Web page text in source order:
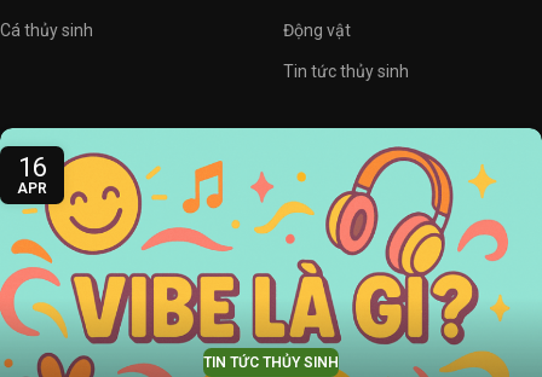
Cá thủy sinh Động vật
Tin tức thủy sinh
16
APR
TIN TỨC THỦY SINH